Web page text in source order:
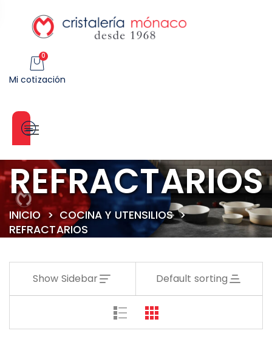
0
Mi cotización
Categorías
REFRACTARIOS
INICIO> COCINA Y UTENSILIOS>
REFRACTARIOS
Show Sidebar Default sorting